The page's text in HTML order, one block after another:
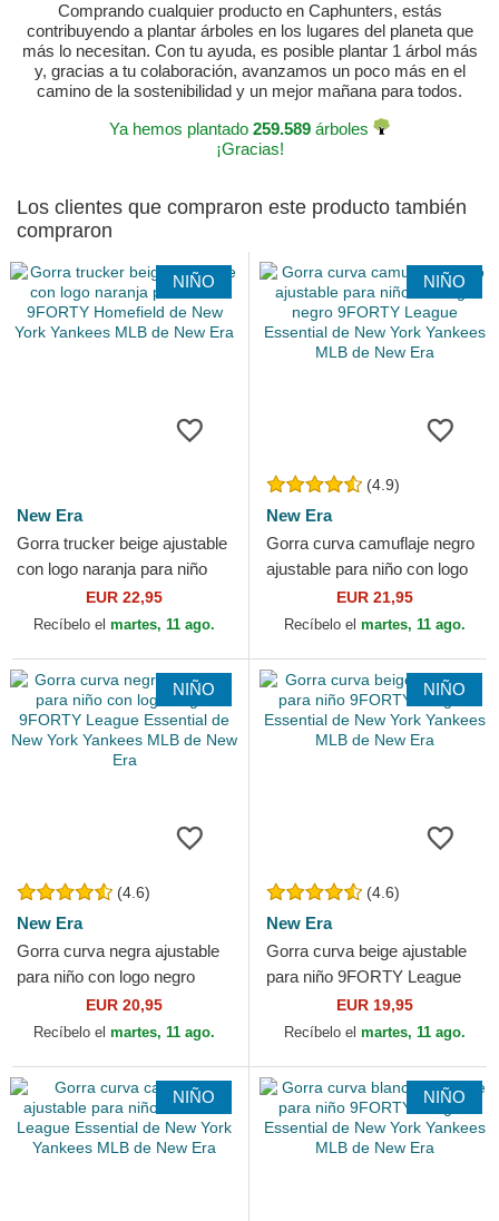
Comprando cualquier producto en Caphunters, estás
contribuyendo a plantar árboles en los lugares del planeta que
más lo necesitan. Con tu ayuda, es posible plantar 1 árbol más
y, gracias a tu colaboración, avanzamos un poco más en el
camino de la sostenibilidad y un mejor mañana para todos.
Ya hemos plantado 259.589 árboles
¡Gracias!
Los clientes que compraron este producto también
compraron
NIÑO
New Era
Gorra trucker beige ajustable
con logo naranja para niño
9FORTY Homefield de New
York Yankees MLB...
EUR 22,95
Recíbelo el martes, 11 ago.
NIÑO
(4.9)
New Era
Gorra curva camuflaje negro
ajustable para niño con logo
negro 9FORTY League
Essential de New...
EUR 21,95
Recíbelo el martes, 11 ago.
NIÑO
(4.6)
New Era
Gorra curva negra ajustable
para niño con logo negro
9FORTY League Essential
de New York Yankees...
EUR 20,95
Recíbelo el martes, 11 ago.
NIÑO
(4.6)
New Era
Gorra curva beige ajustable
para niño 9FORTY League
Essential de New York
Yankees MLB de New Era
EUR 19,95
Recíbelo el martes, 11 ago.
NIÑO NIÑO